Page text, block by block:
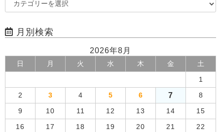
月別検索
2026年8月
日 月 火 水 木 金 土
1
2 3 4 5 6 7 8
9 10 11 12 13 14 15
16 17 18 19 20 21 22